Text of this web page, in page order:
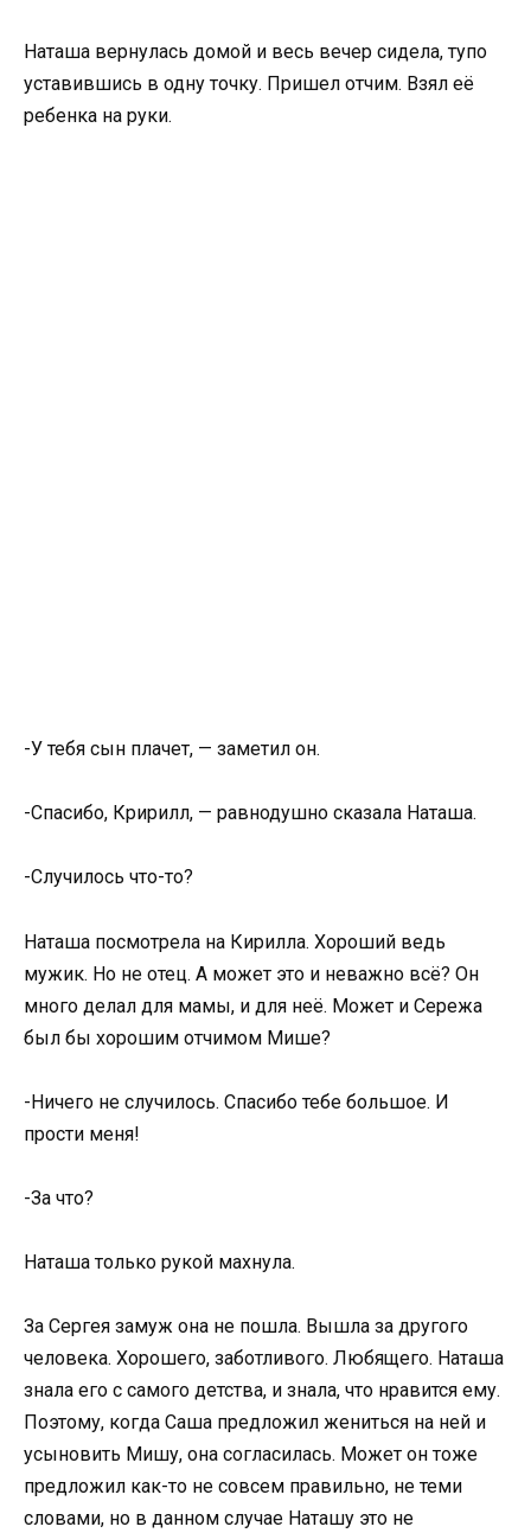
Наташа вернулась домой и весь вечер сидела, тупо
уставившись в одну точку. Пришел отчим. Взял её
ребенка на руки.
-У тебя сын плачет, — заметил он.
-Спасибо, Кририлл, — равнодушно сказала Наташа.
-Случилось что-то?
Наташа посмотрела на Кирилла. Хороший ведь
мужик. Но не отец. А может это и неважно всё? Он
много делал для мамы, и для неё. Может и Сережа
был бы хорошим отчимом Мише?
-Ничего не случилось. Спасибо тебе большое. И
прости меня!
-За что?
Наташа только рукой махнула.
За Сергея замуж она не пошла. Вышла за другого
человека. Хорошего, заботливого. Любящего. Наташа
знала его с самого детства, и знала, что нравится ему.
Поэтому, когда Саша предложил жениться на ней и
усыновить Мишу, она согласилась. Может он тоже
предложил как-то не совсем правильно, не теми
словами, но в данном случае Наташу это не